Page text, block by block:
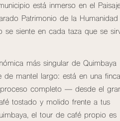
está inmerso en el
Patrimonio de la Humanidad
se siente en cada taza que se
más singular de Quimbaya
de mantel largo: está en una finca
completo — desde el
tostado y molido frente a tus
el tour de café propio es